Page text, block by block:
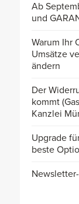
Ab
und
Warum Ihr
Umsätze
ändern
Der
kommt
Kanzlei
Upgrade
beste